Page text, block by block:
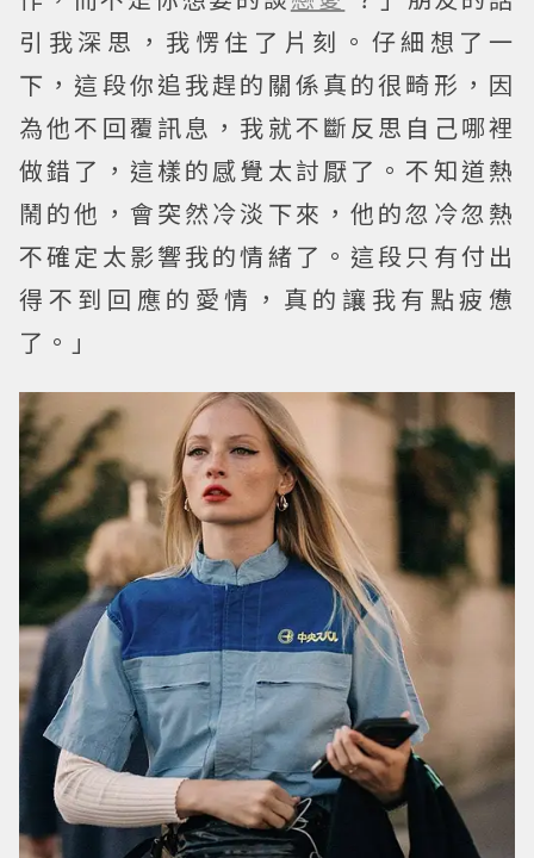
引我深思，我愣住了片刻。仔細想了一
下，這段你追我趕的關係真的很畸形，因
為他不回覆訊息，我就不斷反思自己哪裡
做錯了，這樣的感覺太討厭了。不知道熱
鬧的他，會突然冷淡下來，他的忽冷忽熱
不確定太影響我的情緒了。這段只有付出
得不到回應的愛情，真的讓我有點疲憊
了。」